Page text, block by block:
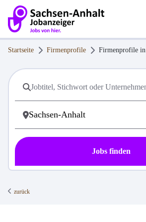
Startseite Firmenprofile Firmenprofile in
Jobs finden
zurück